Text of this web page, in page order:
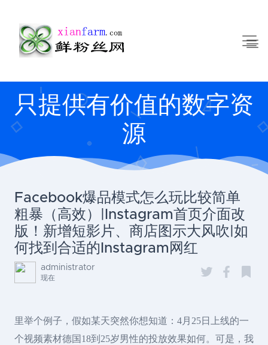
只提供有价值的数字资
源
Facebook爆品模式怎么玩比较简单
粗暴（高效）|Instagram首页介面改
版！新增短影片、商店图示大风吹|如
何找到合适的Instagram网红
administrator
现在
里举个例子，假如某天突然你想知道：4月25日上线的一
个视频素材德国18到25岁男性的投放效果如何。可是，我